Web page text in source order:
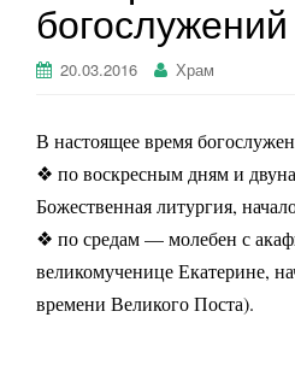
богослужений
20.03.2016 Храм
В настоящее время
❖ по воскресным дням и
Божественная литургия,
❖ по средам — молебен с
великомученице Екатерине,
времени Великого Поста).